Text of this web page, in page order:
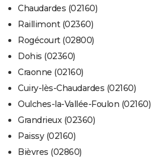
Chaudardes (02160)
Raillimont (02360)
Rogécourt (02800)
Dohis (02360)
Craonne (02160)
Cuiry-lès-Chaudardes (02160)
Oulches-la-Vallée-Foulon (02160)
Grandrieux (02360)
Paissy (02160)
Bièvres (02860)